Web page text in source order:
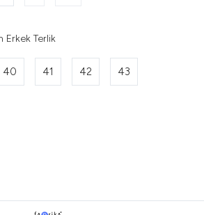
Erkek Terlik
40 41 42 43